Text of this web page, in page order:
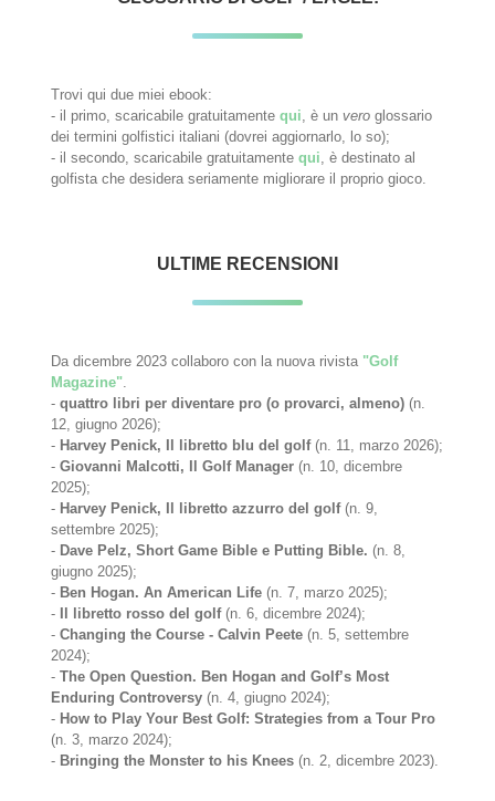
Trovi qui due miei ebook:
- il primo, scaricabile gratuitamentequi, è unvero glossario
dei termini golfistici italiani (dovrei aggiornarlo, lo so);
- il secondo, scaricabile gratuitamentequi, è destinato al
golfista che desidera seriamente migliorare il proprio gioco.
ULTIME RECENSIONI
Da dicembre 2023 collaboro con la nuova rivista "Golf
Magazine"
-quattro libri per diventare pro (o provarci, almeno) (n.
12, giugno 2026);
- Harvey Penick, Il libretto blu del golf(n. 11, marzo 2026);
-Giovanni Malcotti, Il Golf Manager (n. 10, dicembre
2025);
- Harvey Penick, Il libretto azzurro del golf(n. 9,
settembre 2025);
- Dave Pelz, Short Game Bible e Putting Bible.(n. 8,
giugno 2025);
- Ben Hogan. An American Life (n. 7, marzo 2025);
-
Il libretto rosso del golf(n. 6, dicembre 2024);
-Changing the Course - Calvin Peete (n. 5, settembre
2024);
-The Open Question. Ben Hogan and Golf’s Most
Enduring Controversy (n. 4, giugno 2024);
- How to Play Your Best Golf: Strategies from a Tour Pro
(n. 3, marzo 2024);
- Bringing the Monster to his Knees (n. 2, dicembre 2023).